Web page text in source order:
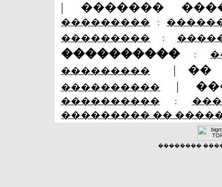
| �������
��������� :
��������� :
���������� :
���������
| ��
���������� |
���������� :
��������� ��
��������